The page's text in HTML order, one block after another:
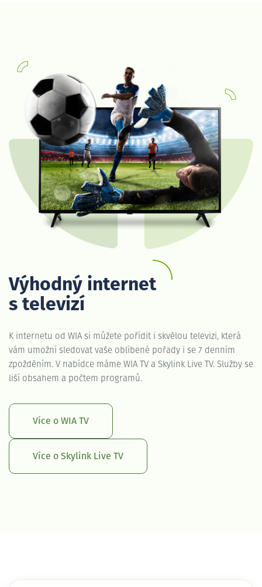
Výhodný internet
s televizí
K internetu od WIA si můžete pořídit i skvělou televizi, která
vám umožní sledovat vaše oblíbené pořady i se 7 denním
zpožděním. V nabídce máme WIA TV a Skylink Live TV. Služby se
liší obsahem a počtem programů.
Více o WIA TV
Více o Skylink Live TV